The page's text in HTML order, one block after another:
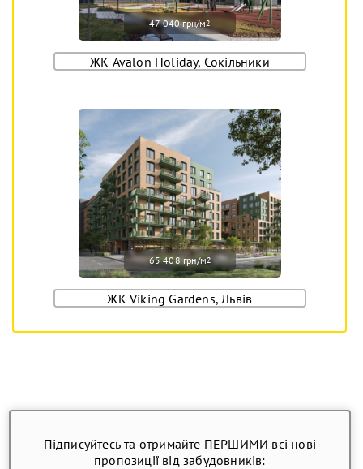
47 040 грн/м2
ЖК Avalon Holiday, Сокільники
65 408 грн/м2
ЖК Viking Gardens, Львів
Підписуйтесь та отримайте ПЕРШИМИ всі нові
пропозиції від забудовників: